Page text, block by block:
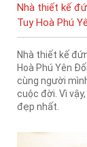
Nhà thiết kế
Tuy Hoà Phú
Nhà thiết kế
Hoà Phú Yên
cùng người
cuộc đời. Vì
đẹp nhất.